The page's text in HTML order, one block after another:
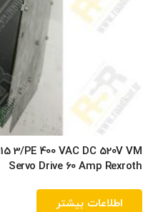
3/PE 400 VAC DC 520V VM
Servo Drive 60 Amp Rexroth
اطلاعات بیشتر